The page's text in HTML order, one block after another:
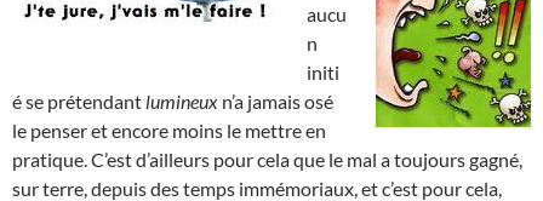
aucu
n
initi
é se prétendant lumineux n’a jamais osé
le penser et encore moins le mettre en
pratique. C’est d’ailleurs pour cela que le mal a toujours gagné,
sur terre, depuis des temps immémoriaux, et c’est pour cela,